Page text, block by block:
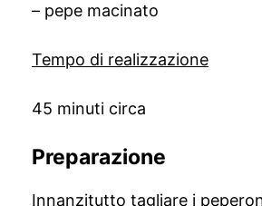
– pepe macinato
Tempo di realizzazione
45 minuti circa
Preparazione
Innanzitutto tagliare i